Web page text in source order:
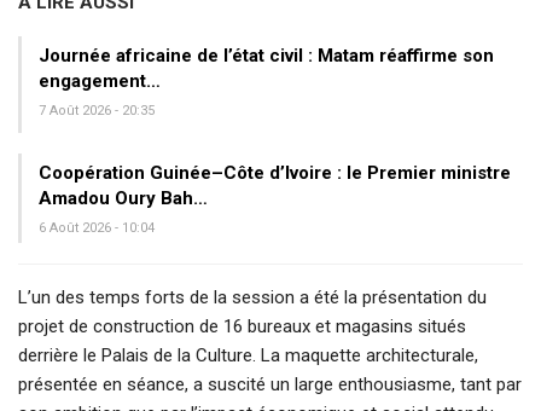
Journée africaine de l’état civil : Matam réaffirme son
engagement…
7 Août 2026 - 20:35
Coopération Guinée–Côte d’Ivoire : le Premier ministre
Amadou Oury Bah…
6 Août 2026 - 10:04
L’un des temps forts de la session a été la présentation du
projet de construction de 16 bureaux et magasins situés
derrière le Palais de la Culture. La maquette architecturale,
présentée en séance, a suscité un large enthousiasme, tant par